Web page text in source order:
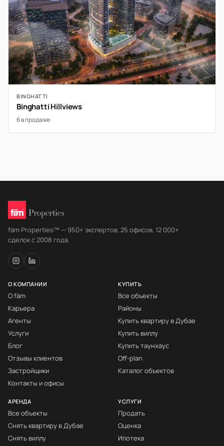
BINGHATTI
Binghatti Hillviews
6 в продаже
fäm Properties™ — 950+ экспертов, 25 офисов, 12 000+
сделок с 2008 года.
О КОМПАНИИ
О fäm
Карьера
Агенты
Услуги
Блог
Отзывы клиентов
Застройщики
Контакты и офисы
КУПИТЬ
Все объекты
Районы
Купить квартиру в Дубае
Купить виллу
Купить таунхаус
Off-plan
Каталог объектов
АРЕНДА
Все объекты
Снять квартиру в Дубае
Снять виллу
УСЛУГИ
Продать
Оценка
Ипотека